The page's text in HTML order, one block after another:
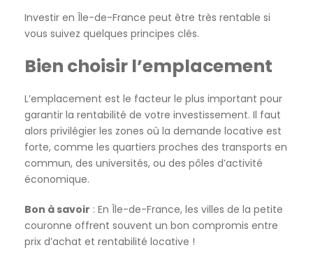
Investir en Île-de-France peut être très rentable si
vous suivez quelques principes clés.
Bien choisir l’emplacement
L’emplacement est le facteur le plus important pour
garantir la rentabilité de votre investissement. Il faut
alors privilégier les zones où la demande locative est
forte, comme les quartiers proches des transports en
commun, des universités, ou des pôles d’activité
économique.
Bon à savoir : En Île-de-France, les villes de la petite
couronne offrent souvent un bon compromis entre
prix d’achat et rentabilité locative !